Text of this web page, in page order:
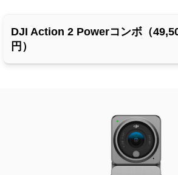
DJI Action 2 Powerコンボ（
円）